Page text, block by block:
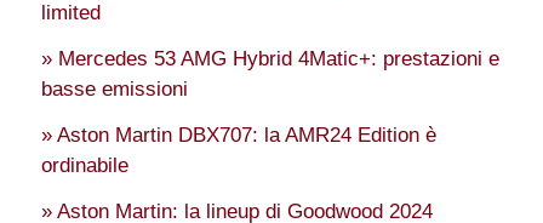
limited
» Mercedes 53 AMG Hybrid 4Matic+: prestazioni e
basse emissioni
» Aston Martin DBX707: la AMR24 Edition è
ordinabile
» Aston Martin: la lineup di Goodwood 2024